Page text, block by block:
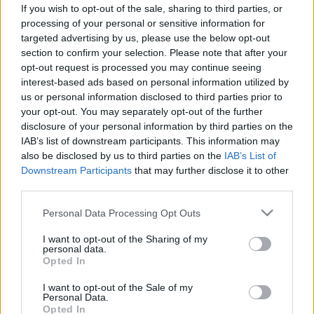
If you wish to opt-out of the sale, sharing to third parties, or
processing of your personal or sensitive information for
targeted advertising by us, please use the below opt-out
section to confirm your selection. Please note that after your
opt-out request is processed you may continue seeing
interest-based ads based on personal information utilized by
us or personal information disclosed to third parties prior to
your opt-out. You may separately opt-out of the further
disclosure of your personal information by third parties on the
IAB’s list of downstream participants. This information may
also be disclosed by us to third parties on the IAB’s List of
Downstream Participants that may further disclose it to other
Please note that this website/app uses one or more Google
not limited to your visit or usage behaviour. You may click to
grant or deny consent to Google and its third-party tags to
use your data for below specified purposes in below Google
consent section.
Personal Data Processing Opt Outs
I want to opt-out of the Sharing of my
personal data.
Opted In
I want to opt-out of the Sale of my
Personal Data.
Opted In
Betegségek
2011. március 06. 08:03
Módosítva: 2015. november 04. 13:49
Megosztás
Küldés Küldés Messengeren
Egészségkalauz
Egészségkalauz
A lágyabb víz nem enyhíti az ekcémát! Bár egyes
viszkető, kellemetlen érzésekkel járó atópiás
ekcémát, egy új brit tanulmány felfedezte, hogy a víz
lágyítása egyáltalán nem enyhíti a tüneteket.